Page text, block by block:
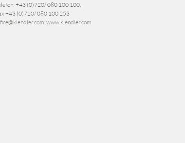
+43 (0)720/ 080 100 100
+43 (0)720/ 080 100 253
www.kiendler.com